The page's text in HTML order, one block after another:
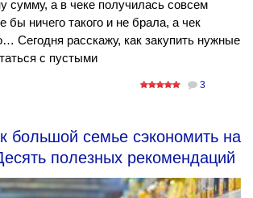
сумму, а в чеке получилась совсем
бы ничего такого и не брала, а чек
Сегодня расскажу, как закупить нужные
с пустыми
3
большой семье сэкономить на
полезных рекомендаций